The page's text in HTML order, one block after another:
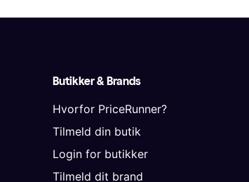
Butikker & Brands
Hvorfor PriceRunner?
Tilmeld din butik
Login for butikker
Tilmeld dit brand